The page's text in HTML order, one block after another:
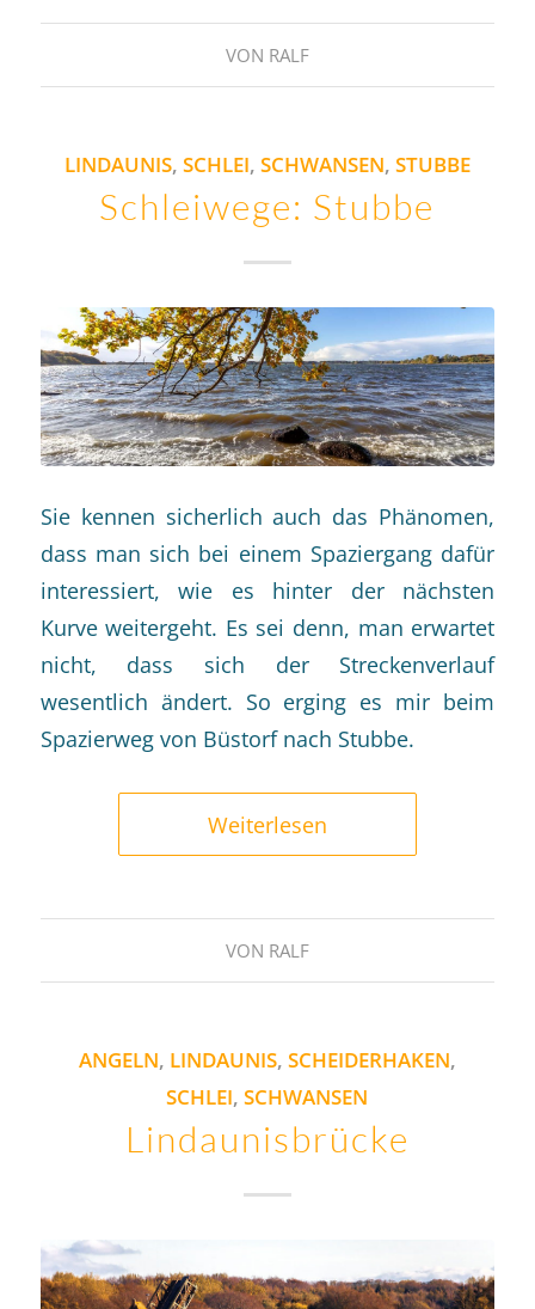
VON RALF
LINDAUNIS, SCHLEI, SCHWANSEN, STUBBE
Schleiwege: Stubbe
Sie kennen sicherlich auch das Phänomen,
dass man sich bei einem Spaziergang dafür
interessiert, wie es hinter der nächsten
Kurve weitergeht. Es sei denn, man erwartet
nicht, dass sich der Streckenverlauf
wesentlich ändert. So erging es mir beim
Spazierweg von Büstorf nach Stubbe.
Weiterlesen
VON RALF
ANGELN, LINDAUNIS, SCHEIDERHAKEN,
SCHLEI,SCHWANSEN
Lindaunisbrücke